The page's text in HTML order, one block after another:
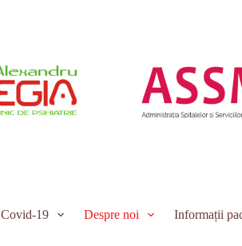
Covid-19 Despre noi Informații